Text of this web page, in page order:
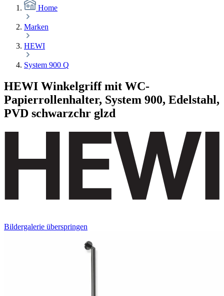
Home
Marken
HEWI
System 900 Q
HEWI Winkelgriff mit WC-
Papierrollenhalter, System 900, Edelstahl,
PVD schwarzchr glzd
Bildergalerie überspringen